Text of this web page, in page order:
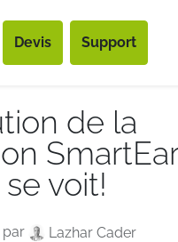
Devis Support
de la
voit!
par Lazhar Cader